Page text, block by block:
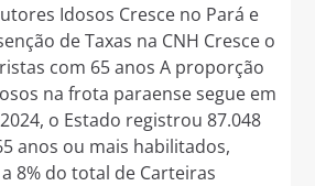
Idosos Cresce no Pará e
de Taxas na CNH Cresce o
com 65 anos A proporção
na frota paraense segue em
o Estado registrou 87.048
anos ou mais habilitados,
8% do total de Carteiras